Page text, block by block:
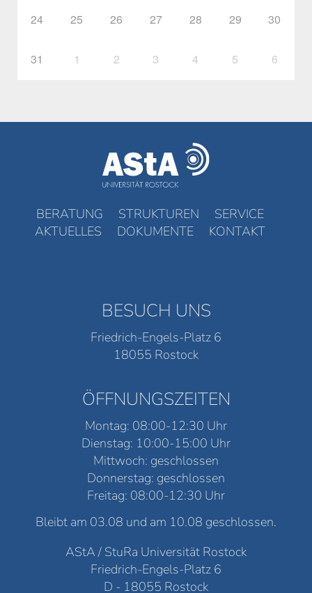
24 25 26 27 28 29 30
31 1 2 3 4 5 6
BERATUNG STRUKTUREN
SERVICE
AKTUELLES
DOKUMENTE KONTAKT
BESUCH UNS
Friedrich-Engels-Platz 6
18055 Rostock
ÖFFNUNGSZEITEN
Montag: 08:00-12:30 Uhr
Dienstag: 10:00-15:00 Uhr
Mittwoch: geschlossen
Donnerstag: geschlossen
Freitag: 08:00-12:30 Uhr
Bleibt am 03.08 und am 10.08 geschlossen.
AStA / StuRa Universität Rostock
Friedrich-Engels-Platz 6
D - 18055 Rostock